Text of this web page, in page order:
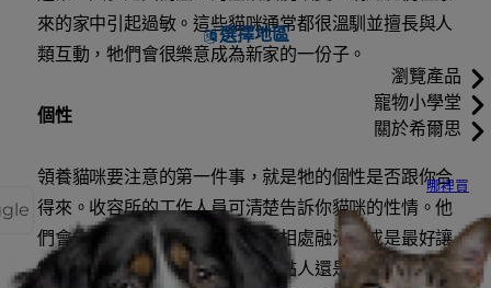
選擇地區
瀏覽產品
寵物小學堂
關於希爾思
哪裡買
來的家中引起過敏。這些貓咪通常都很溫馴並擅長與人
類互動，牠們會很樂意成為新家的一份子。
個性
領養貓咪要注意的第一件事，就是牠的個性是否跟你合
得來。收容所的工作人員可清楚告訴你貓咪的性情。他
們會告訴你貓咪與其他動物是否相處融洽，或是最好讓
牠獨處。他們也會告訴你貓咪是黏人還是鎮定從容。如